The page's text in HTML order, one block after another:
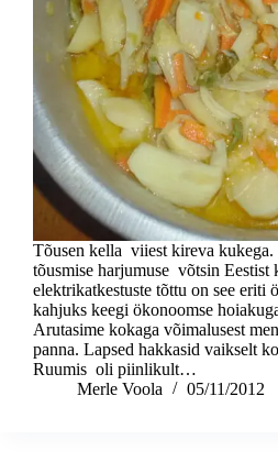
Tõusen kella viiest kireva kukega.
tõusmise harjumuse võtsin Eestist
elektrikatkestuste tõttu on see eriti
kahjuks keegi ökonoomse
Arutasime kokaga võimalusest
panna. Lapsed hakkasid vaikselt
Ruumis oli piinlikult…
Merle Voola
05/11/2012